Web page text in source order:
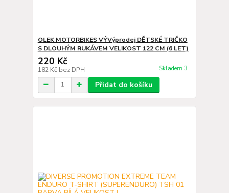
OLEK MOTORBIKES VÝVýprodej DĚTSKÉ TRIČKO
S DLOUHÝM RUKÁVEM VELIKOST 122 CM (6 LET)
220 Kč
182 Kč bez DPH Skladem 3
Přidat do košíku